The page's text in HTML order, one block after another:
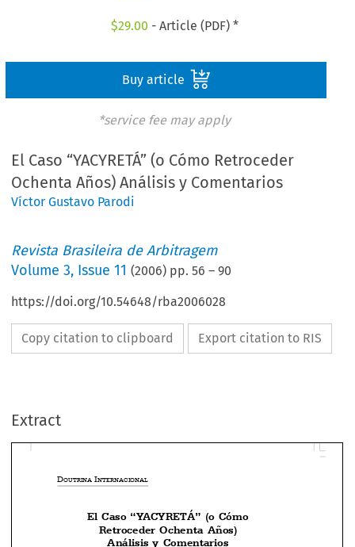
$29.00 - Article (PDF) *
Buy article
*service fee may apply
El Caso “YACYRETÁ” (o Cómo Retroceder
Ochenta Años) Análisis y Comentarios
Víctor Gustavo Parodi
Revista Brasileira de Arbitragem
Volume3, Issue 11 (2006) pp.56 –90
https://doi.org/10.54648/rba2006028
Copy citation to clipboard Export citation to RIS
Extract
   



El  Caso  “YACYRETÁ”  (o  Cómo
Análisis  y  Comentarios